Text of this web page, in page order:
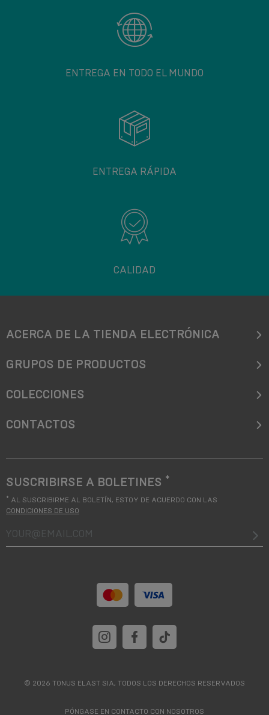
ENTREGA EN TODO EL MUNDO
ENTREGA RÁPIDA
CALIDAD
ACERCA DE LA TIENDA ELECTRÓNICA
GRUPOS DE PRODUCTOS
COLECCIONES
CONTACTOS
SUSCRIBIRSE A BOLETINES *
* AL SUSCRIBIRME AL BOLETÍN, ESTOY DE ACUERDO CON LAS
CONDICIONES DE USO
your@email.com
© 2026 TONUS ELAST SIA, TODOS LOS DERECHOS RESERVADOS
PÓNGASE EN CONTACTO CON NOSOTROS